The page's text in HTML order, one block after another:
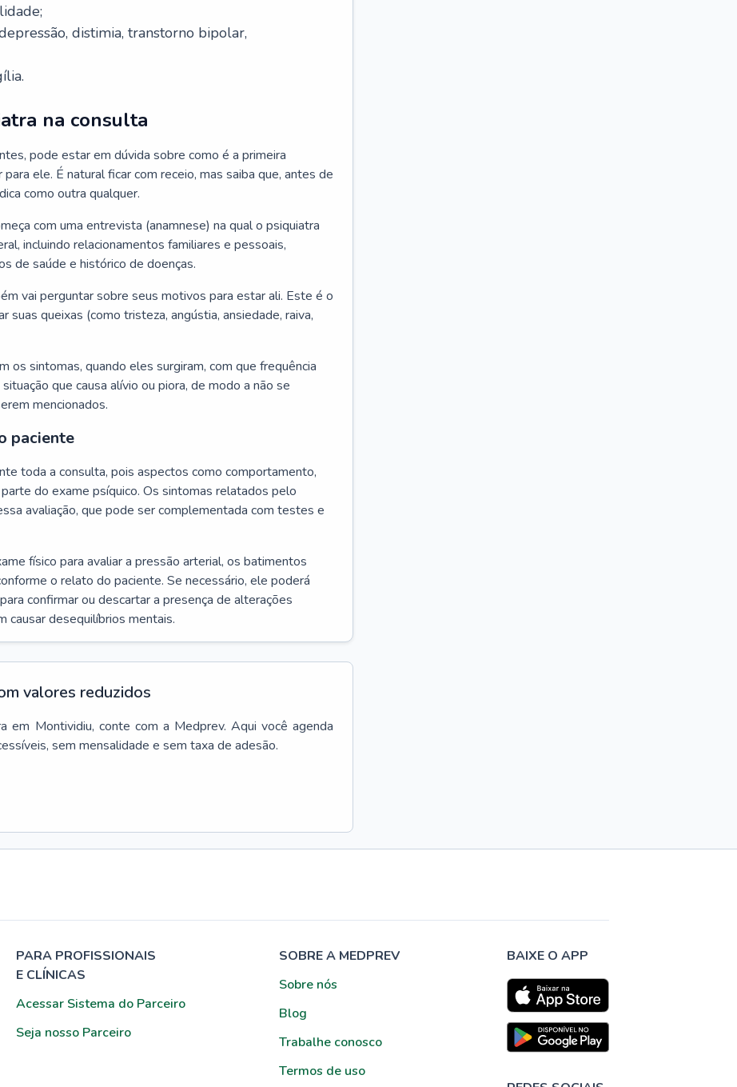
distimia, transtorno bipolar,
na consulta
pode estar em dúvida sobre como é a primeira
ele. É natural ficar com receio, mas saiba que, antes de
como outra qualquer.
com uma entrevista (anamnese) na qual o psiquiatra
incluindo relacionamentos familiares e pessoais,
de saúde e histórico de doenças.
vai perguntar sobre seus motivos para estar ali. Este é o
queixas (como tristeza, angústia, ansiedade, raiva,
os sintomas, quando eles surgiram, com que frequência
que causa alívio ou piora, de modo a não se
mencionados.
paciente
toda a consulta, pois aspectos como comportamento,
do exame psíquico. Os sintomas relatados pelo
avaliação, que pode ser complementada com testes e
físico para avaliar a pressão arterial, os batimentos
o relato do paciente. Se necessário, ele poderá
confirmar ou descartar a presença de alterações
causar desequilíbrios mentais.
valores reduzidos
em Montividiu, conte com a Medprev. Aqui você agenda
sem mensalidade e sem taxa de adesão.
PARA PROFISSIONAIS
E CLÍNICAS
Acessar Sistema do Parceiro
Seja nosso Parceiro
SOBRE A MEDPREV
Sobre nós
Blog
Trabalhe conosco
Termos de uso
BAIXE O APP